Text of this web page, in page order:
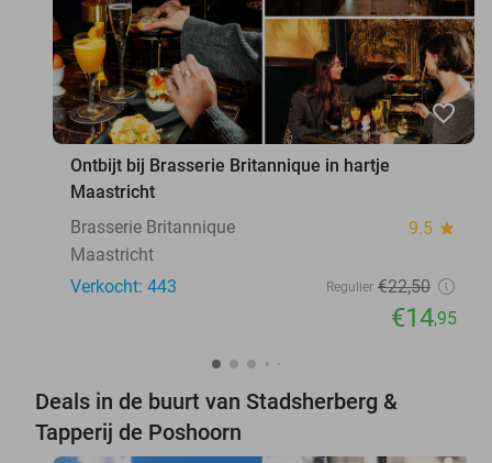
favorite_border
Ontbijt bij Brasserie Britannique in hartje
Maastricht
Brasserie Britannique
9.5 star
Maastricht
Verkocht: 443
Regulier €22,50
€14,95
Deals in de buurt van Stadsherberg &
Tapperij de Poshoorn